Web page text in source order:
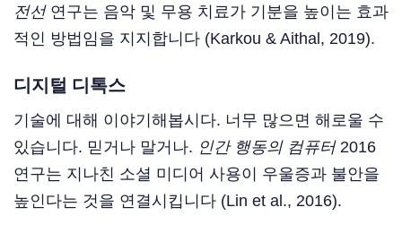
전선연구는 음악 및 무용 치료가 기분을 높이는 효과
적인 방법임을 지지합니다 (Karkou & Aithal, 2019).
디지털 디톡스
기술에 대해 이야기해봅시다. 너무 많으면 해로울 수
있습니다. 믿거나 말거나. 인간 행동의 컴퓨터2016
연구는 지나친 소셜 미디어 사용이 우울증과 불안을
높인다는 것을 연결시킵니다 (Lin et al., 2016).